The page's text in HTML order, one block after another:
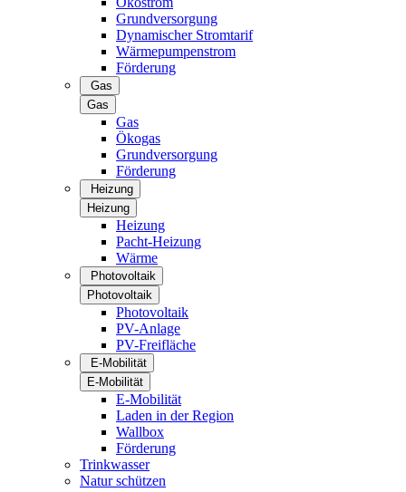
Grundversorgung
Dynamischer Stromtarif
Wärmepumpenstrom
Förderung
Gas
Gas
Gas
Ökogas
Grundversorgung
Förderung
Heizung
Heizung
Heizung
Pacht-Heizung
Wärme
Photovoltaik
Photovoltaik
Photovoltaik
PV-Anlage
PV-Freifläche
E-Mobilität
E-Mobilität
E-Mobilität
Laden in der Region
Wallbox
Förderung
Trinkwasser
Natur schützen